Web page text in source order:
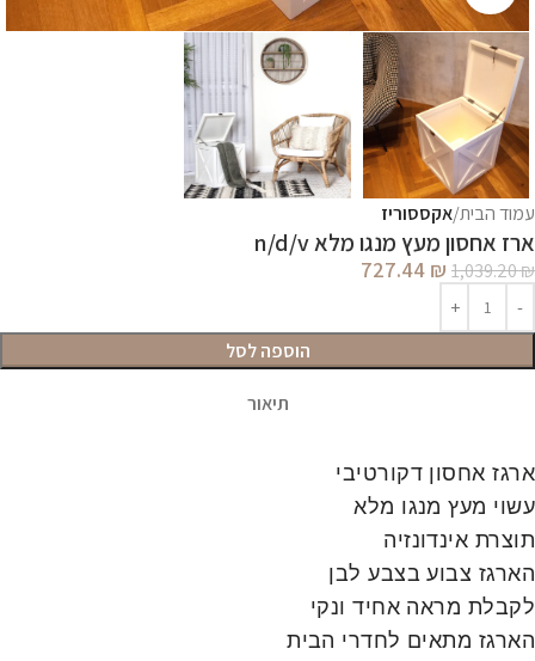
עמוד הבית אקססוריז
ארז אחסון מעץ מנגו מלא n/d/v
1,039.20₪
727.44 ₪
הוספה לסל
תיאור
ארגז אחסון דקורטיבי
עשוי מעץ מנגו מלא
תוצרת אינדונזיה
הארגז צבוע בצבע לבן
לקבלת מראה אחיד ונקי
הארגז מתאים לחדרי הבית